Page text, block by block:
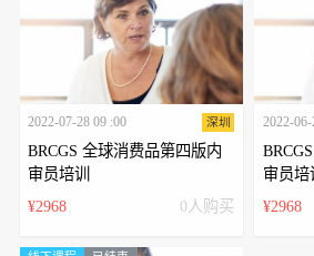
2022-07-28 09 :00 深圳
BRCGS 全球消费品第四版内
审员培训
¥2968
0人购买
2022-
审员培
¥2968